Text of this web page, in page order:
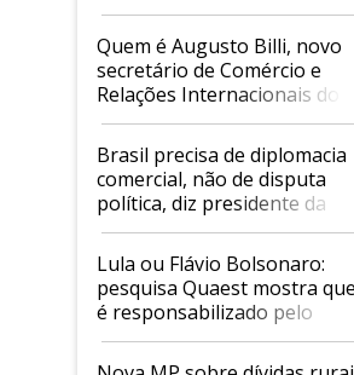
Quem é Augusto Billi, novo
secretário de Comércio e
Relações Internacionais do
Mapa
Brasil precisa de diplomacia
comercial, não de disputa
política, diz presidente da
Faesp
Lula ou Flávio Bolsonaro:
pesquisa Quaest mostra
é responsabilizado pelo
tarifaço dos EUA